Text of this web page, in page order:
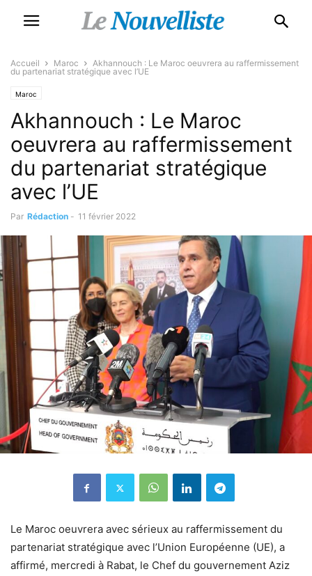
Accueil Maroc
Akhannouch : Le Maroc oeuvrera au raffermissement
du partenariat stratégique avec l’UE
Maroc
Akhannouch : Le Maroc
oeuvrera au raffermissement
du partenariat stratégique
avec l’UE
Par Rédaction - 11 février 2022
Le Maroc oeuvrera avec sérieux au raffermissement du
partenariat stratégique avec l’Union Européenne (UE), a
affirmé, mercredi à Rabat, le Chef du gouvernement Aziz